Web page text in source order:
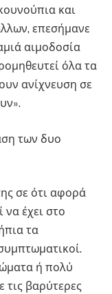
και
επεσήμανε
αιμοδοσία
όλα τα
ανίχνευση σε
των δυο
σε ότι αφορά
να έχει στο
τα
ή πολύ
τις βαρύτερες